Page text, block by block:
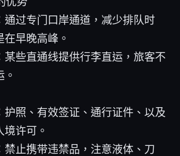
通过专门口岸通道，减少排队时
在早晚高峰。
某些直通线提供行李直运，旅客不
护照、有效签证、通行证件、以及
许可。
禁止携带违禁品，注意液体、刀